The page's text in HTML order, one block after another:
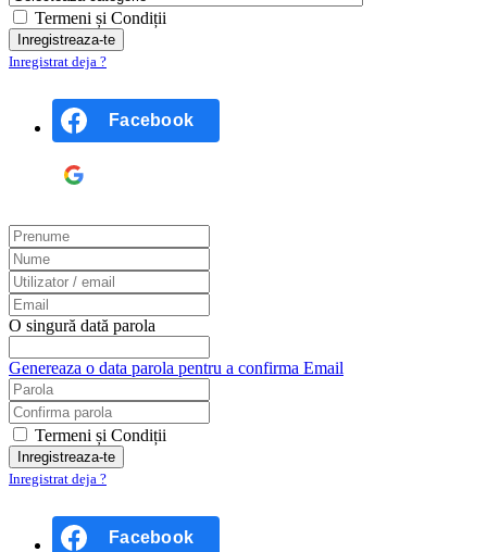
Termeni și Condiții
Inregistrat deja ?
Facebook
O singură dată parola
Genereaza o data parola pentru a confirma Email
Termeni și Condiții
Inregistrat deja ?
Facebook